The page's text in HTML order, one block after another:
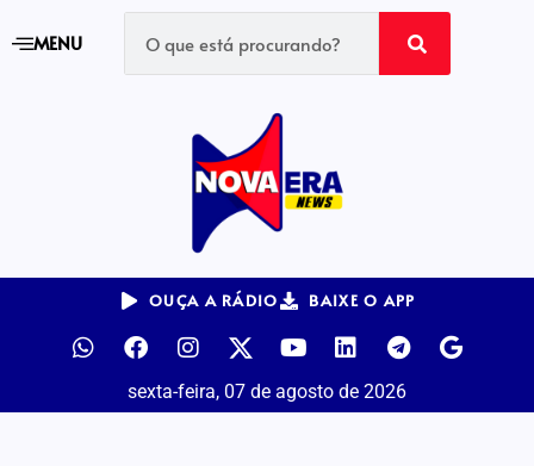
MENU
OUÇA A RÁDIO BAIXE O APP
sexta-feira, 07 de agosto de 2026